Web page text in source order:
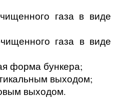
газа в виде
газа в виде
форма бункера;
выходом;
выходом.